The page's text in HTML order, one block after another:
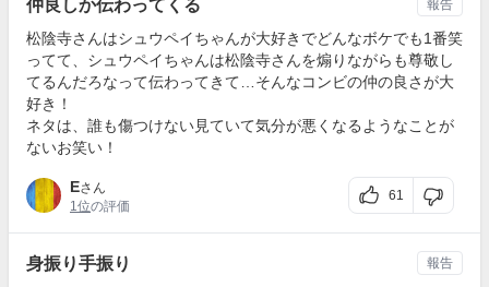
仲良しか伝わってくる
松陰寺さんはシュウペイちゃんが大好きでどんなボケでも1番笑
ってて、シュウペイちゃんは松陰寺さんを煽りながらも尊敬し
てるんだろなって伝わってきて…そんなコンビの仲の良さが大
好き！
ネタは、誰も傷つけない見ていて気分が悪くなるようなことが
ないお笑い！
Eさん
1位の評価
61
報告
身振り手振り 報告